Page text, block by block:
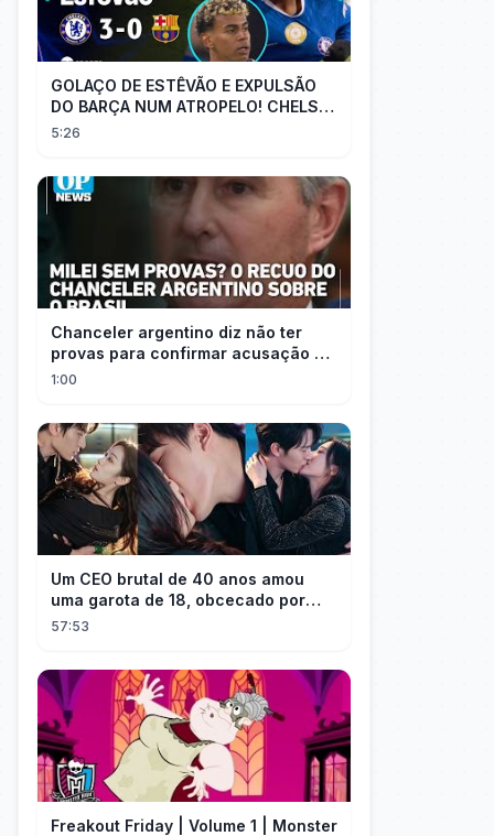
GOLAÇO DE ESTÊVÃO E EXPULSÃO
DO BARÇA NUM ATROPELO! CHELSEA
3X0 BARCELONA - MELHORES
5:26
Chanceler argentino diz não ter
provas para confirmar acusação de
Milei contra Brasil | OP News
1:00
Um CEO brutal de 40 anos amou
uma garota de 18, obcecado por
sua "inocência"! Ela teve seu
57:53
Freakout Friday | Volume 1 | Monster